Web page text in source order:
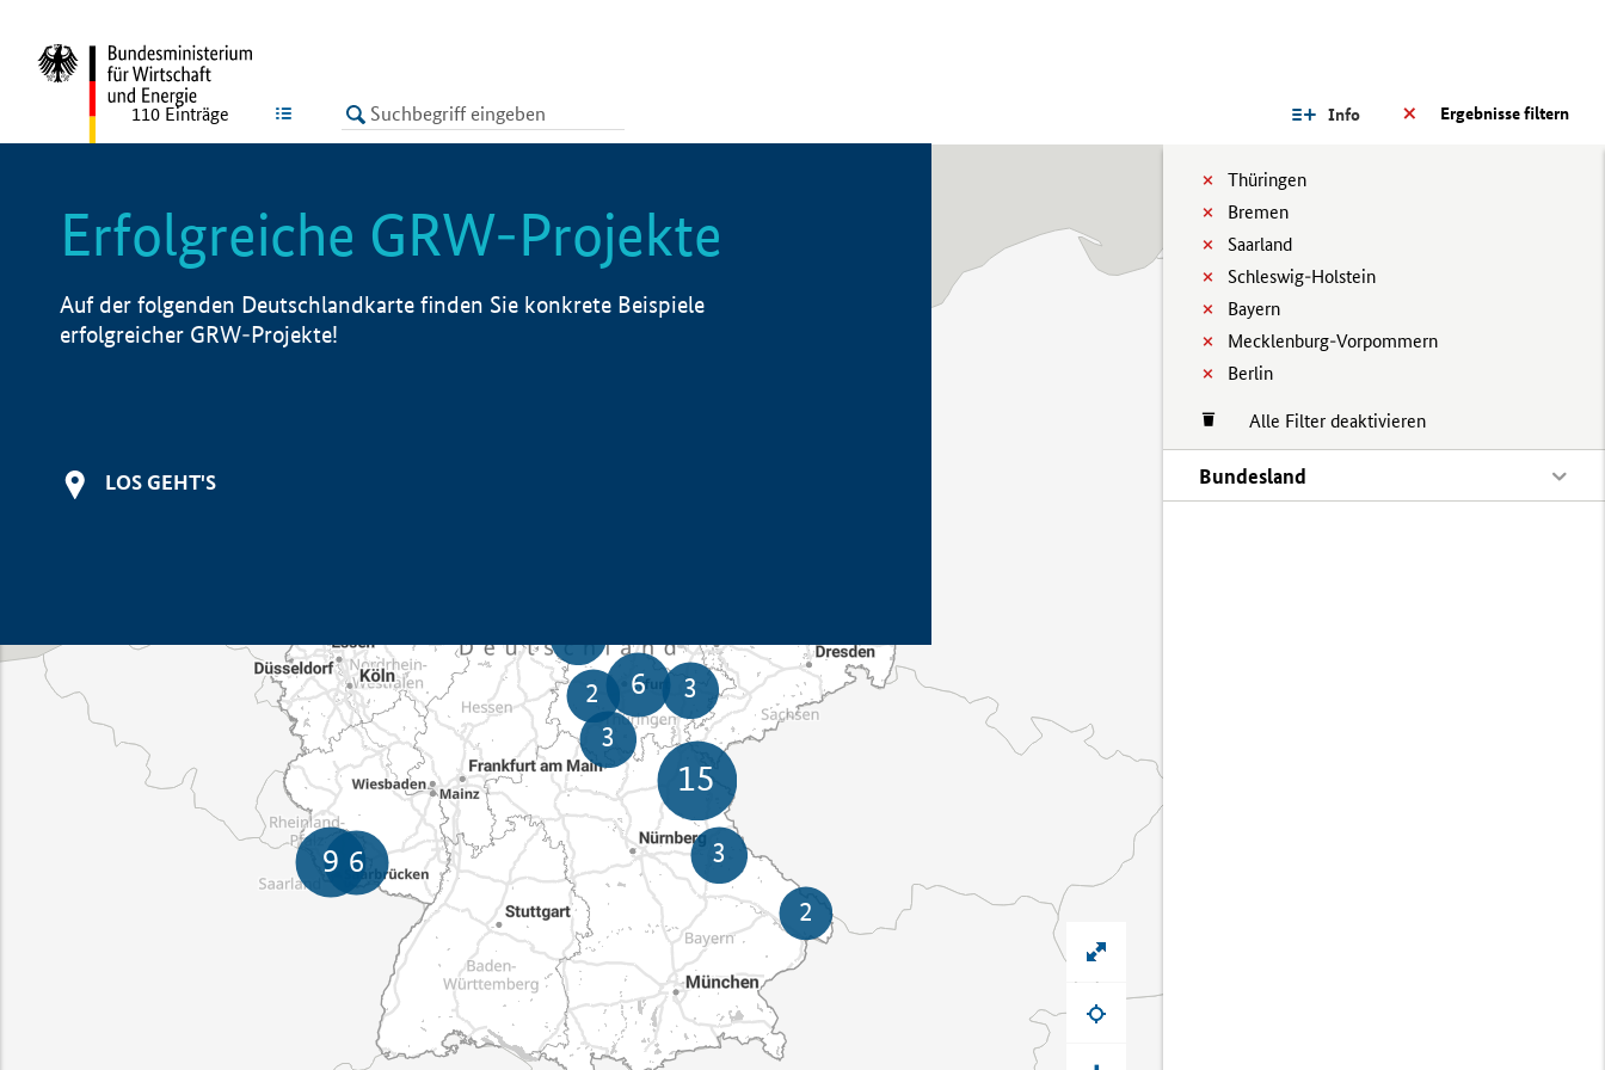
LISTE Ergebnisse filtern
Info
Thüringen
Bremen
Saarland
Schleswig-Holstein
Bayern
Mecklenburg-Vorpommern
Berlin
Alle Filter deaktivieren
Bundesland
110 Einträge
Erfolgreiche GRW-Projekte
Auf der folgenden Deutschlandkarte finden Sie konkrete Beispiele
erfolgreicher GRW-Projekte!
LOS GEHT'S